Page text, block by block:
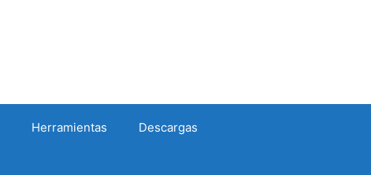
Herramientas Descargas